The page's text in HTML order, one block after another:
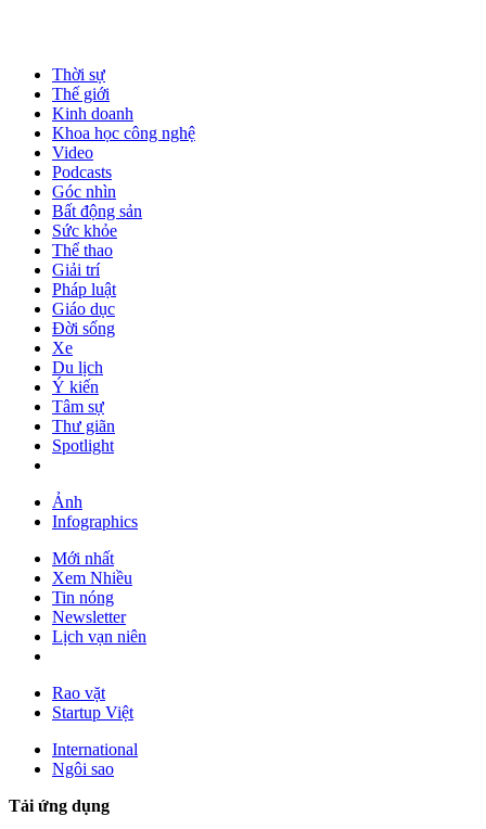
Thời sự
Thế giới
Kinh doanh
Khoa học công nghệ
Video
Podcasts
Góc nhìn
Bất động sản
Sức khỏe
Thể thao
Giải trí
Pháp luật
Giáo dục
Đời sống
Xe
Du lịch
Ý kiến
Tâm sự
Thư giãn
Spotlight
Ảnh
Infographics
Mới nhất
Xem Nhiều
Tin nóng
Newsletter
Lịch vạn niên
Rao vặt
Startup Việt
International
Ngôi sao
Tải ứng dụng